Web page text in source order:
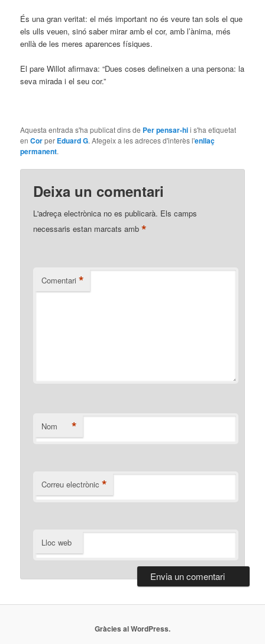
És una gran veritat: el més important no és veure tan sols el que
els ulls veuen, sinó saber mirar amb el cor, amb l’ànima, més
enllà de les meres aparences físiques.
El pare Willot afirmava: “Dues coses defineixen a una persona: la
seva mirada i el seu cor.”
Aquesta entrada s'ha publicat dins de Per pensar-hii s'ha etiquetat
enCorper Eduard G. Afegeix a les adreces d'interès l'enllaç
permanent.
Deixa un comentari
L'adreça electrònica no es publicarà. Els camps
necessaris estan marcats amb*
Comentari *
Nom *
Correu electrònic *
Lloc web
Gràcies al WordPress.